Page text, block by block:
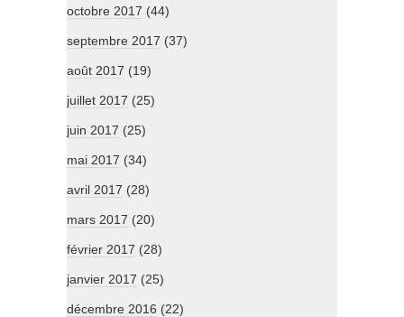
octobre 2017 (44)
septembre 2017 (37)
août 2017 (19)
juillet 2017 (25)
juin 2017 (25)
mai 2017 (34)
avril 2017 (28)
mars 2017 (20)
février 2017 (28)
janvier 2017 (25)
décembre 2016 (22)